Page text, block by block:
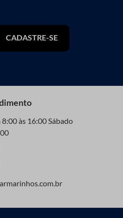
CADASTRE-SE
8:00 às 16:00 Sábado